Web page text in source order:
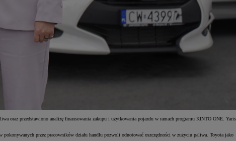
oraz przedstawiono analizę finansowania zakupu i użytkowania pojazdu w ramach programu KINTO ONE. Yaris
przez pracowników działu handlu pozwoli odnotować oszczędności w zużyciu paliwa. Toyota jako